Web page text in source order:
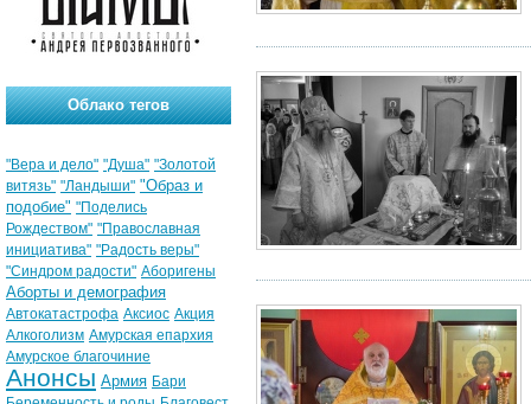
Облако тегов
"Вера и дело" "Душа" "Золотой
витязь" "Ландыши" "Образ и
подобие" "Поделись
Рождеством" "Православная
инициатива" "Радость веры"
"Синдром радости" Аборигены
Аборты и демография
Автокатастрофа Аксиос Акция
Алкоголизм Амурская епархия
Амурское благочиние
Анонсы Армия Бари